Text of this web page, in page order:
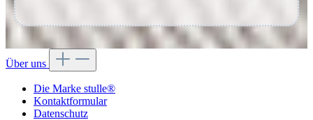
Über uns
Die Marke stulle®
Kontaktformular
Datenschutz